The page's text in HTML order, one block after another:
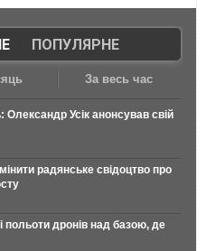
| ПОПУЛЯРНЕ
За весь час
Усік анонсував свій
радянське свідоцтво про
польоти дронів над базою, де